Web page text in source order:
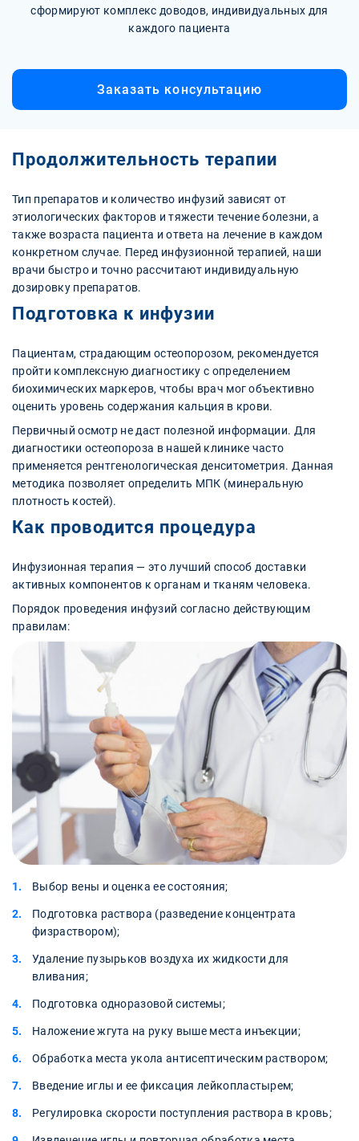
сформируют комплекс доводов, индивидуальных для
каждого пациента
Заказать консультацию
Продолжительность терапии
Тип препаратов и количество инфузий зависят от
этиологических факторов и тяжести течение болезни, а
также возраста пациента и ответа на лечение в каждом
конкретном случае. Перед инфузионной терапией, наши
врачи быстро и точно рассчитают индивидуальную
дозировку препаратов.
Подготовка к инфузии
Пациентам, страдающим остеопорозом, рекомендуется
пройти комплексную диагностику с определением
биохимических маркеров, чтобы врач мог объективно
оценить уровень содержания кальция в крови.
Первичный осмотр не даст полезной информации. Для
диагностики остеопороза в нашей клинике часто
применяется рентгенологическая денситометрия. Данная
методика позволяет определить МПК (минеральную
плотность костей).
Как проводится процедура
Инфузионная терапия — это лучший способ доставки
активных компонентов к органам и тканям человека.
Порядок проведения инфузий согласно действующим
правилам:
Выбор вены и оценка ее состояния;
Подготовка раствора (разведение концентрата
физраствором);
Удаление пузырьков воздуха их жидкости для
вливания;
Подготовка одноразовой системы;
Наложение жгута на руку выше места инъекции;
Обработка места укола антисептическим раствором;
Введение иглы и ее фиксация лейкопластырем;
Регулировка скорости поступления раствора в кровь;